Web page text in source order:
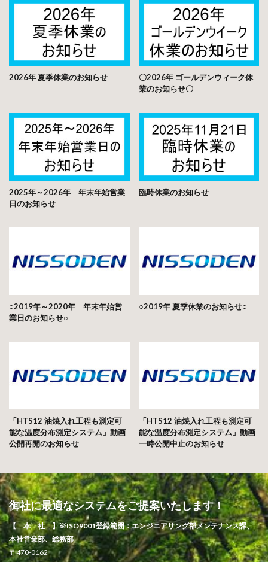
2026年 夏季休業のお知らせ
〇2026年 ゴールデンウィーク休
業のお知らせ〇
2025年～2026年 年末年始営業
日のお知らせ
臨時休業のお知らせ
○2019年～2020年 年末年始営
業日のお知らせ○
○2019年 夏季休業のお知らせ○
「HTS12 油焼入れ工程も測定可
能な温度分布測定システム」動画
公開再開のお知らせ
「HTS12 油焼入れ工程も測定可
能な温度分布測定システム」動画
一時公開中止のお知らせ
御社に最適なシステムをご提案いたします！
【 本 社 】※ISO9001登録範囲：エンジニアリング部メンテナンス課、
本社営業部、総務部
〒470-0162